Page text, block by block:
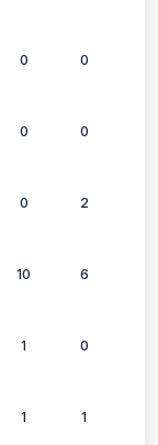
0 0
0 0
0 2
10 6
1 0
1 1